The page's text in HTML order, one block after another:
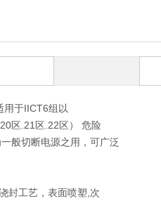
用于IICT6组以
区.21区.22区） 危险
般切断电源之用，可广泛
封工艺，表面喷塑,次